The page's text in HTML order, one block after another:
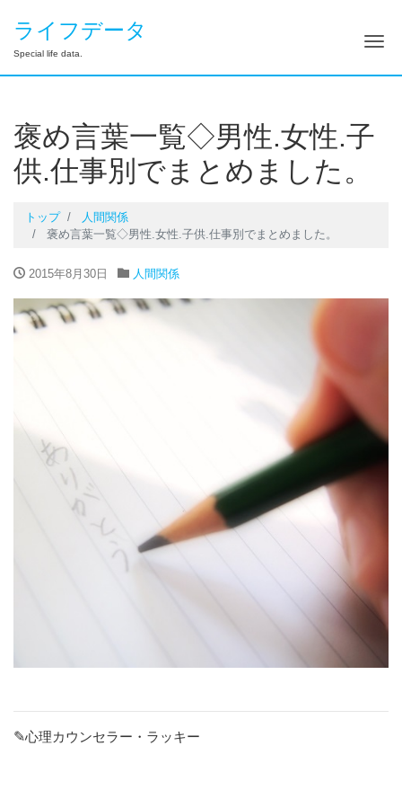
ライフデータ
Special life data. ナ
褒め言葉一覧◇男性.女性.子
供.仕事別でまとめました。
トップ
人間関係
褒め言葉一覧◇男性.女性.子供.仕事別でまとめました。
2015年8月30日 人間関係
✎心理カウンセラー・ラッキー